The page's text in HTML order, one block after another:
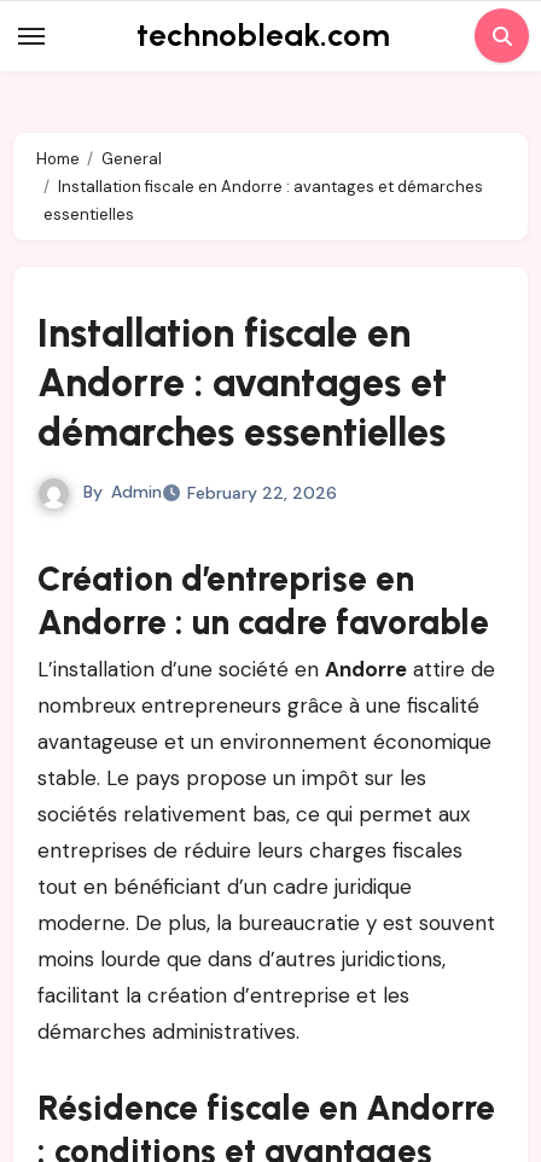
to
technobleak.com
Home
General
Installation fiscale en Andorre : avantages et démarches
essentielles
Installation fiscale en
Andorre : avantages et
démarches essentielles
By Admin February 22, 2026
Création d’entreprise en
Andorre : un cadre favorable
L’installation d’une société en Andorreattire de
nombreux entrepreneurs grâce à une fiscalité
avantageuse et un environnement économique
stable. Le pays propose un impôt sur les
sociétés relativement bas, ce qui permet aux
entreprises de réduire leurs charges fiscales
tout en bénéficiant d’un cadre juridique
moderne. De plus, la bureaucratie y est souvent
moins lourde que dans d’autres juridictions,
facilitant la création d’entreprise et les
démarches administratives.
Résidence fiscale en Andorre
: conditions et avantages